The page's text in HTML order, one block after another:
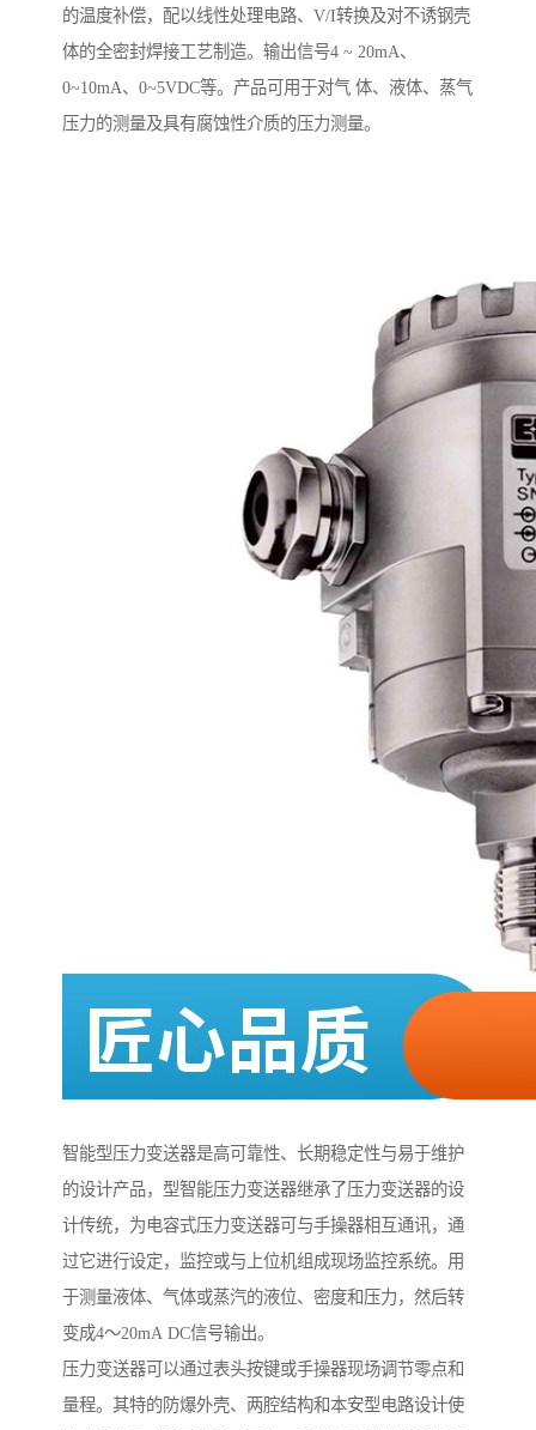
的温度补偿，配以线性处理电路、V/I转换及对不诱钢壳
体的全密封焊接工艺制造。输出信号4 ~ 20mA、
0~10mA、0~5VDC等。产品可用于对气 体、液体、蒸气
压力的测量及具有腐蚀性介质的压力测量。
智能型压力变送器是高可靠性、长期稳定性与易于维护
的设计产品，型智能压力变送器继承了压力变送器的设
计传统，为电容式压力变送器可与手操器相互通讯，通
过它进行设定，监控或与上位机组成现场监控系统。用
于测量液体、气体或蒸汽的液位、密度和压力，然后转
变成4～20mA DC信号输出。
压力变送器可以通过表头按键或手操器现场调节零点和
量程。其特的防爆外壳、两腔结构和本安型电路设计使